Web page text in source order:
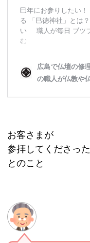
お客さまが
参拝してくださった
とのこと